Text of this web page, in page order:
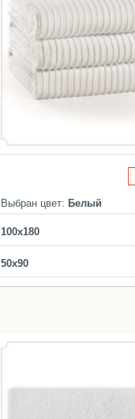
Выбран цвет: Белый
100x180
50x90